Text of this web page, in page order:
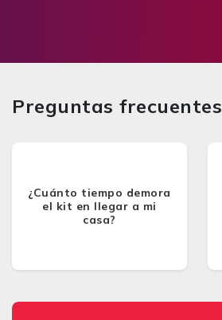
Preguntas frecuentes
¿Cuánto tiempo demora
el kit en llegar a mi
casa?